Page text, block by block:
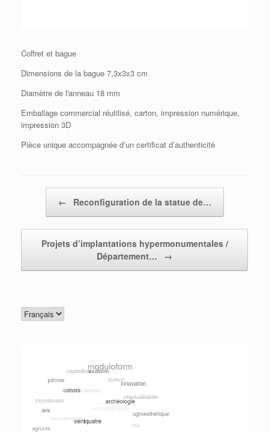
Coffret et bague
Dimensions de la bague 7,3x3x3 cm
Diamètre de l'anneau 18 mm
Emballage commercial réutilisé, carton, impression numérique,
impression 3D
Pièce unique accompagnée d’un certificat d’authenticité
← Reconfiguration de la statue de…
Projets d’implantations hypermonumentales /
Département…
→
Choisir
une